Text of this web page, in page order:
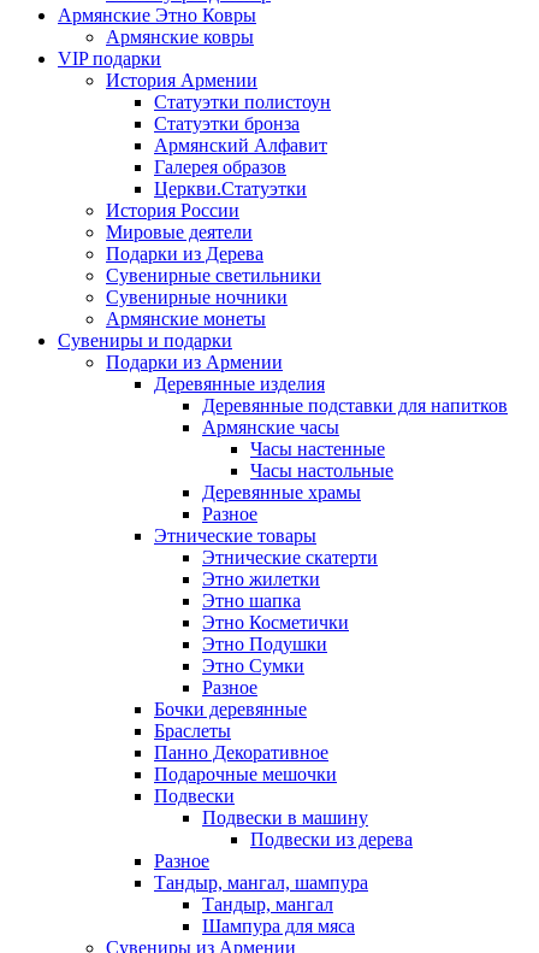
Армянские Этно Ковры
Армянские ковры
VIP подарки
История Армении
Статуэтки полистоун
Статуэтки бронза
Армянский Алфавит
Галерея образов
Церкви.Статуэтки
История России
Мировые деятели
Подарки из Дерева
Сувенирные светильники
Сувенирные ночники
Армянские монеты
Сувениры и подарки
Подарки из Армении
Деревянные изделия
Деревянные подставки для напитков
Армянские часы
Часы настенные
Часы настольные
Деревянные храмы
Разное
Этнические товары
Этнические скатерти
Этно жилетки
Этно шапка
Этно Косметички
Этно Подушки
Этно Сумки
Разное
Бочки деревянные
Браслеты
Панно Декоративное
Подарочные мешочки
Подвески
Подвески в машину
Подвески из дерева
Разное
Тандыр, мангал, шампура
Тандыр, мангал
Шампура для мяса
Сувениры из Армении